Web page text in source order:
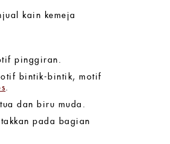
kain kemeja
pinggiran.
bintik-bintik, motif
.
dan biru muda.
pada bagian